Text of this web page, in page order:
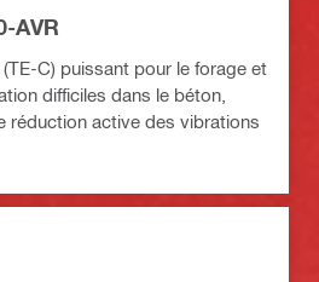
AVR
C) puissant pour le forage et
difficiles dans le béton,
réduction active des vibrations